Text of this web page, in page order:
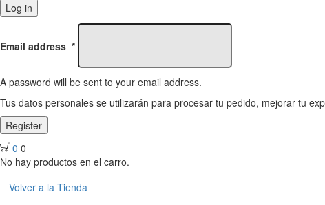
Log in
Email address *
A password will be sent to your email address.
Tus datos personales se utilizarán para procesar tu pedido, mejorar tu
Register
0 0
No hay productos en el carro.
Volver a la Tienda